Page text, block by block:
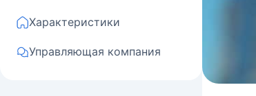
Характеристики
Управляющая компания